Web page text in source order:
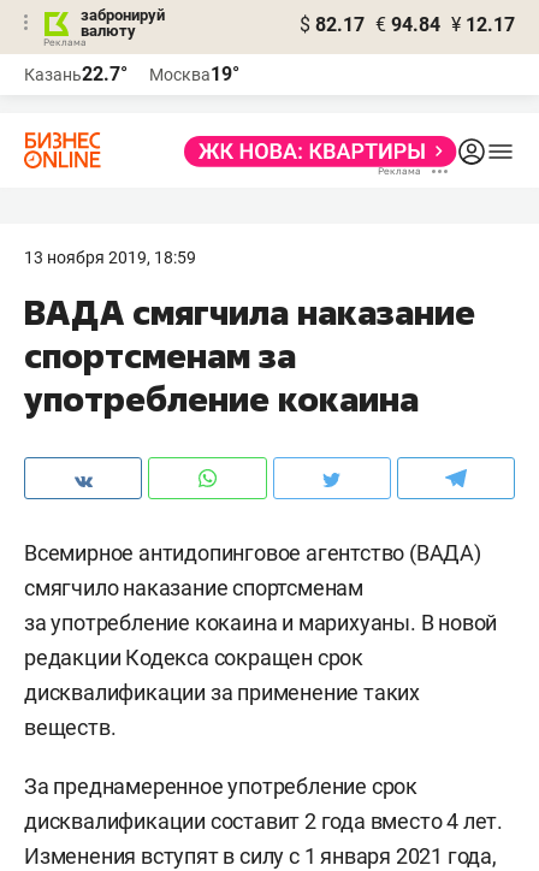
забронируй
валюту
$ 82.17 € 94.84 ¥ 12.17
Казань22.7° Москва19°
13 ноября 2019, 18:59
ВАДА смягчила наказание
спортсменам за
употребление кокаина
Всемирное антидопинговое агентство (ВАДА)
смягчило наказание спортсменам
за употребление кокаина и марихуаны. В новой
редакции Кодекса сокращен срок
дисквалификации за применение таких
веществ.
За преднамеренное употребление срок
дисквалификации составит 2 года вместо 4 лет.
Изменения вступят в силу с 1 января 2021 года,